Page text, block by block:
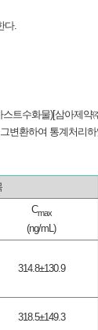
다.
트수화물)[삼아제
환하여 통계처리
Cmax
(ng/mL)
314.8±130.9
318.5±149.3